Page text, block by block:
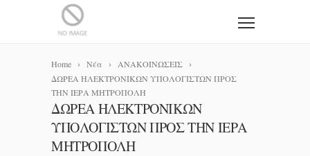
Home Νέα
ΑΝΑΚΟΙΝΩΣΕΙΣ
ΔΩΡΕΑ ΗΛΕΚΤΡΟΝΙΚΩΝ ΥΠΟΛΟΓΙΣΤΩΝ ΠΡΟΣ
ΤΗΝ ΙΕΡΑ ΜΗΤΡΟΠΟΛΗ
ΔΩΡΕΑ ΗΛΕΚΤΡΟΝΙΚΩΝ
ΥΠΟΛΟΓΙΣΤΩΝ ΠΡΟΣ ΤΗΝ ΙΕΡΑ
ΜΗΤΡΟΠΟΛΗ